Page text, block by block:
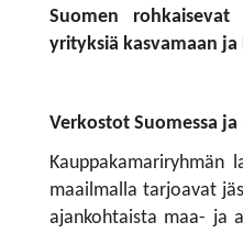
Suomen
yrityksiä kasvamaan
Verkostot Suomessa
Kauppakamariryhmän
maailmalla tarjoavat
ajankohtaista maa- ja